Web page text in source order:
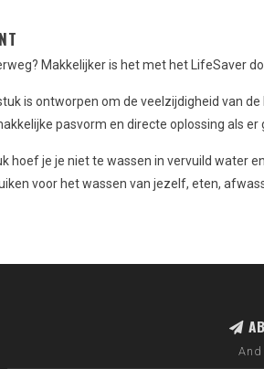
Makkelijker is het met het LifeSaver
is ontworpen om de veelzijdigheid van
pasvorm en directe oplossing als er
hoef je je niet te wassen in vervuild water
voor het wassen van jezelf, eten,